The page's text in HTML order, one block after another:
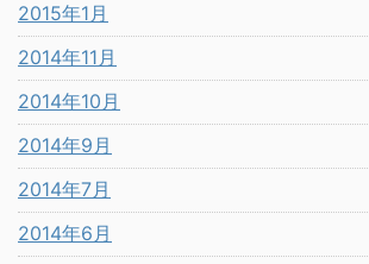
2015年1月
2014年11月
2014年10月
2014年9月
2014年7月
2014年6月